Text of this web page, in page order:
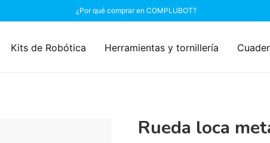
¿Por qué comprar en COMPLUBOT?
Kits de Robótica Herramientas y tornillería
Rueda loca